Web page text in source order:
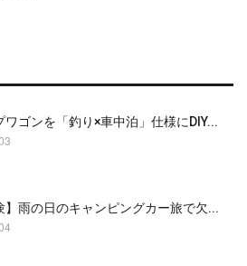
ワゴンを「釣り×車中泊」仕様にDIY...
】雨の日のキャンピングカー旅で欠...